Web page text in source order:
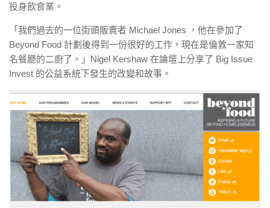
投身飲食業。
「我們過去的一位街頭販賣者 Michael Jones ，他在參加了
Beyond Food 計劃後得到一份很好的工作，現在是倫敦一家知
名餐廳的二廚了。」Nigel Kershaw 在論壇上分享了 Big Issue
Invest 的公益系統下發生的改變和故事。